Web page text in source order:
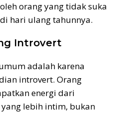
orang yang tidak suka
hari ulang tahunnya.
Introvert
adalah karena
introvert. Orang
energi dari
lebih intim, bukan